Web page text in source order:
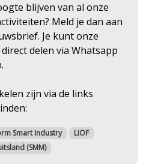
blijven van al onze
Meld je dan aan
Je kunt onze
delen via Whatsapp
zijn via de links
Smart Industry
LIOF
(SMM)